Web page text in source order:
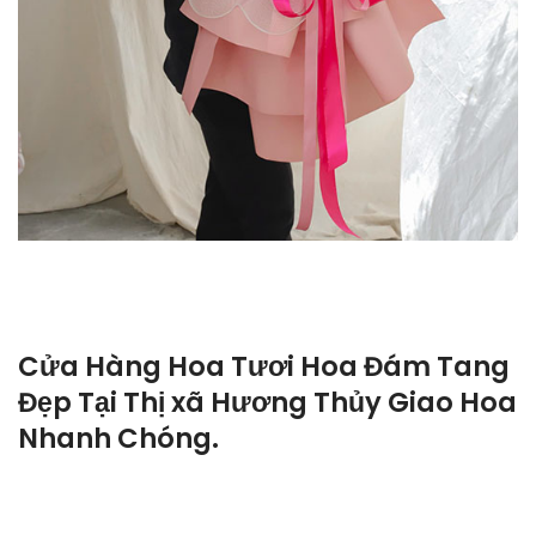
Cửa Hàng Hoa Tươi Hoa Đám Tang
Đẹp Tại Thị xã Hương Thủy Giao Hoa
Nhanh Chóng.